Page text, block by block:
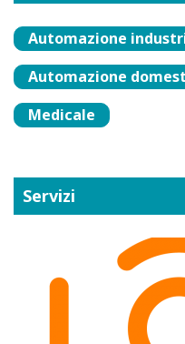
Automazione
Automazione
Medicale
Servizi